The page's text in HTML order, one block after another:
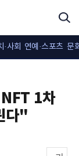
·사회 연예·스포츠 문
1차
다"